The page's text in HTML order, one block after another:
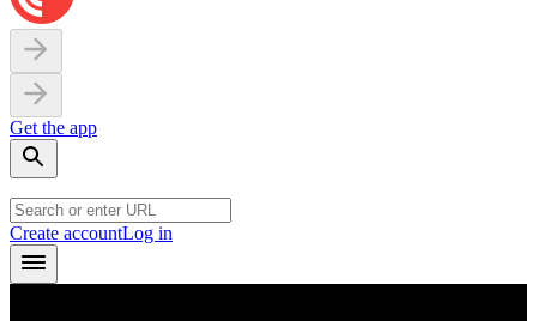
Get the app
Create accountLog in